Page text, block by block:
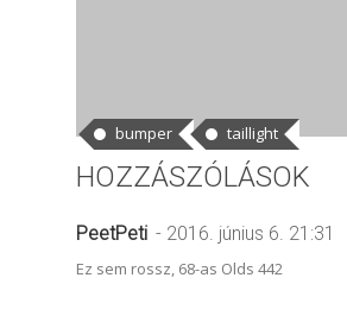
bumper taillight
HOZZÁSZÓLÁSOK
PeetPeti - 2016. június 6. 21:31
Ez sem rossz, 68-as Olds 442